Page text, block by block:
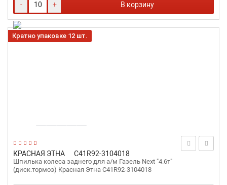
- + В корзину
КРАСНАЯ ЭТНА С41R92-3104018
Шпилька колеса заднего для а/м Газель Next "4.6т"
(диск.тормоз) Красная Этна С41R92-3104018
Кратно упаковке 12 шт.